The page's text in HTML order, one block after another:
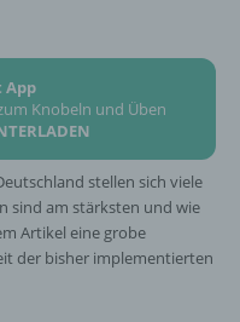
App
Knobeln und Üben
stellen sich viele
sind am stärksten und wie
Artikel eine grobe
der bisher implementierten